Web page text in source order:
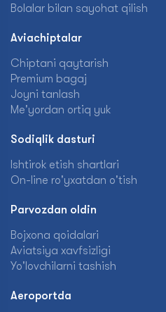
Bolalar bilan sayohat qilish
Aviachiptalar
Chiptani qaytarish
Premium bagaj
Joyni tanlash
Me'yordan ortiq yuk
Sodiqlik dasturi
Ishtirok etish shartlari
On-line ro'yxatdan o'tish
Parvozdan oldin
Bojxona qoidalari
Aviatsiya xavfsizligi
Yo'lovchilarni tashish
Aeroportda